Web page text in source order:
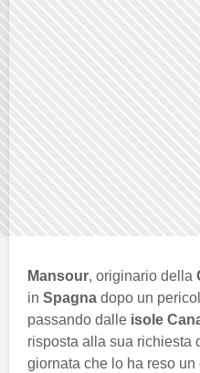
Mansour, originario della
in Spagna dopo un
passando dalle isole
risposta alla sua richiesta
giornata che lo ha reso